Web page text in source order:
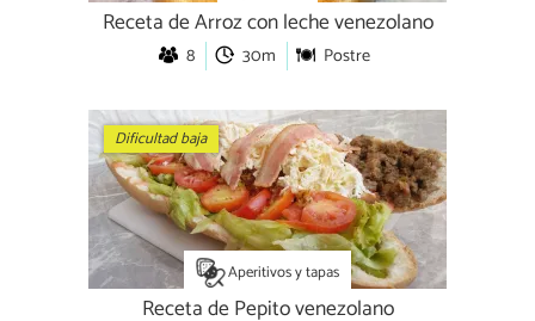
Receta de Arroz con leche venezolano
8 30m Postre
Dificultad baja
Aperitivos y tapas
Receta de Pepito venezolano